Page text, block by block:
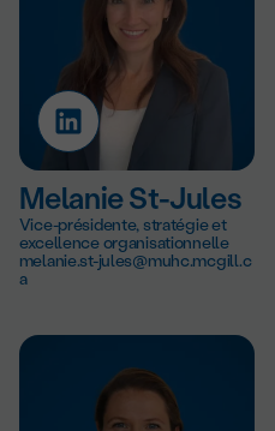
Melanie St-Jules
Vice-présidente, stratégie et
excellence organisationnelle
melanie.st-jules@muhc.mcgill.c
a